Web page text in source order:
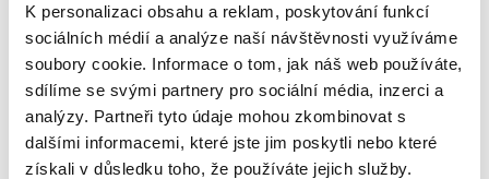
K personalizaci obsahu a reklam, poskytování funkcí
sociálních médií a analýze naší návštěvnosti využíváme
soubory cookie. Informace o tom, jak náš web používáte,
sdílíme se svými partnery pro sociální média, inzerci a
analýzy. Partneři tyto údaje mohou zkombinovat s
dalšími informacemi, které jste jim poskytli nebo které
získali v důsledku toho, že používáte jejich služby.
Laila Pakalniņa